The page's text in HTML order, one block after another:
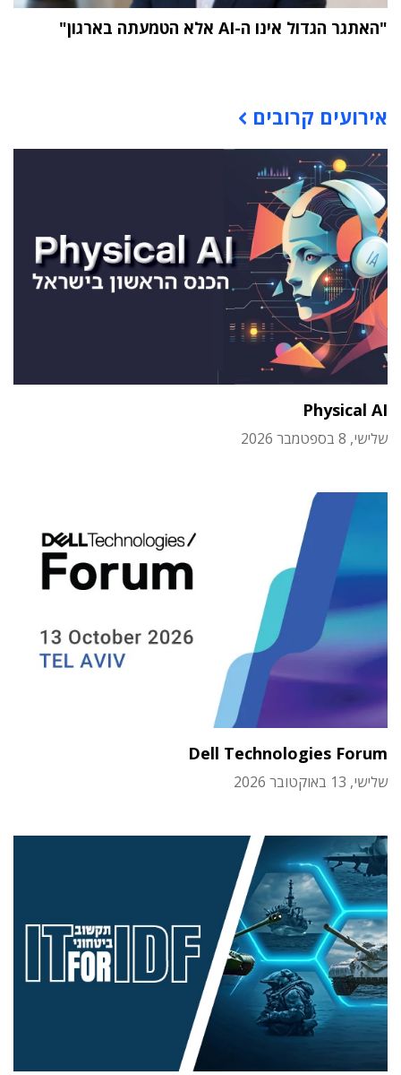
"האתגר הגדול אינו ה-AI אלא הטמעתה בארגון"
אירועים קרובים
Physical AI
שלישי, 8 בספטמבר 2026
Dell Technologies Forum
שלישי, 13 באוקטובר 2026